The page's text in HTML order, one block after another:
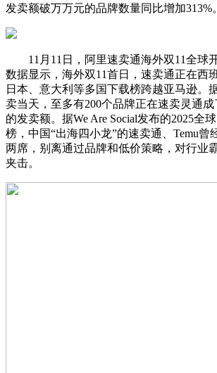
发卖额破万万元的品牌数量同比增加313%。
11月11日，阿里速卖通海外双11全球
数据显示，海外双11首日，速卖通正在西
日本、意大利等多国下载榜跨越亚马逊。
卖当天，至多有200个品牌正在速卖灵通
的发卖额。据We Are Social发布的2025全
榜，中国“出海四小龙”的速卖通、Temu曾
两席，别离通过品牌和低价策略，对行业
夹击。